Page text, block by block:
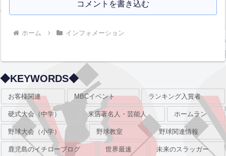
コメントを書き込む
ホーム インフォメーション
◆KEYWORDS◆
お客様関連 MBCイベント ランキング入賞者
硬式大会（中学） 来店著名人・芸能人 ホームラン
野球大会（小学） 野球教室 野球関連情報
鹿児島のイチローブログ 世界最速 未来のスラッガー